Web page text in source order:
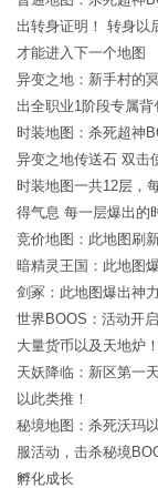
出转身证明！ 转身以
才能进入下一个地图
异变之地：新手村的
出全职业1阶段专属背
时装地图：杀死超神
异变之地传送石 双击
时装地图一共12层，
得气息 每一层爆出的
竞价地图：此地图刷
暗精灵王国：此地图
剑冢：此地图爆出神
世界BOOS：活动开
大量货币以及天地炉！
天妖降临：新区第一
以此类推！
秘境地图：杀死沃玛
服活动，击杀秘境
孵化成长